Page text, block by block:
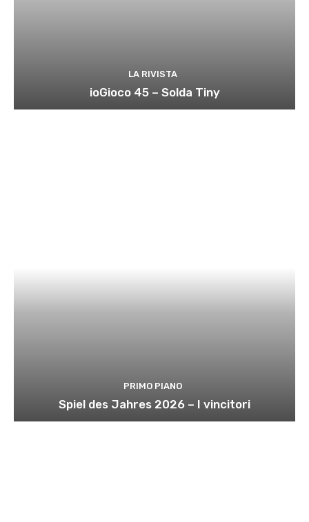
LA RIVISTA
ioGioco 45 – Solda Tiny
PRIMO PIANO
Spiel des Jahres 2026 – I vincitori